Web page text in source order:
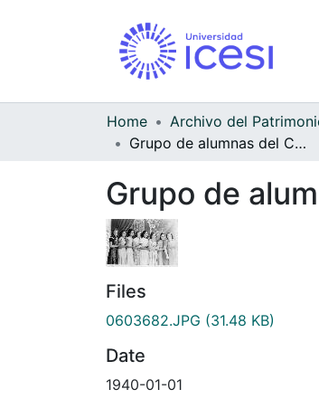
Home
Grupo de alumnas del Colegio Sagrado Corazón
Grupo de
Files
0603682.JPG (31.48 KB)
Date
1940-01-01